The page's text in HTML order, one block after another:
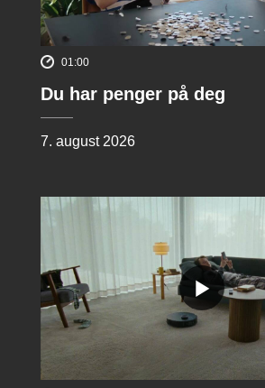
01:00
Du har penger på deg
7. august 2026